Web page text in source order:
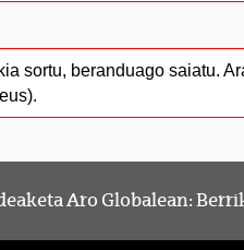
sortu, beranduago saiatu.
Aro Globalean: